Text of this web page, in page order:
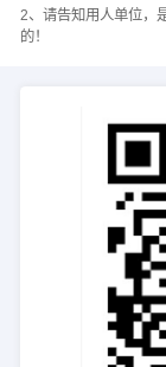
2、请告知用人单位，
的！